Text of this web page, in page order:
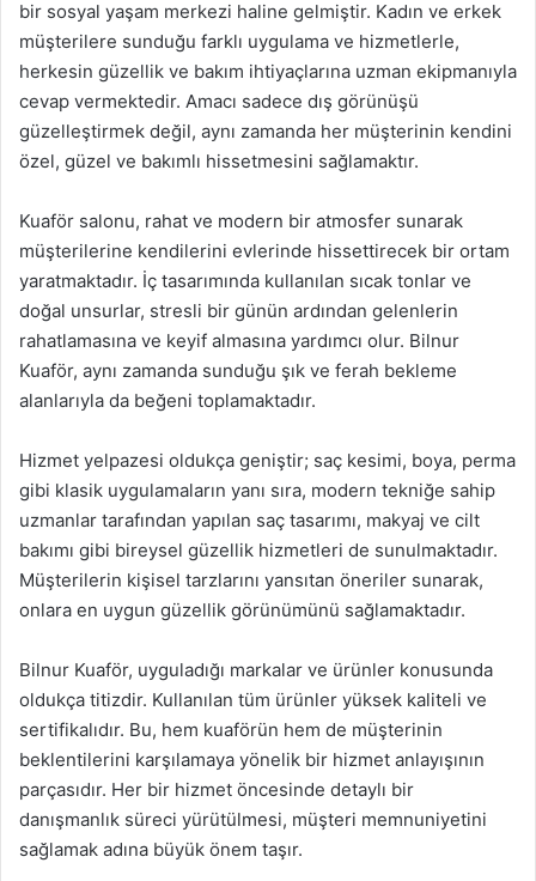
bir sosyal yaşam merkezi haline gelmiştir. Kadın ve erkek
müşterilere sunduğu farklı uygulama ve hizmetlerle,
herkesin güzellik ve bakım ihtiyaçlarına uzman ekipmanıyla
cevap vermektedir. Amacı sadece dış görünüşü
güzelleştirmek değil, aynı zamanda her müşterinin kendini
özel, güzel ve bakımlı hissetmesini sağlamaktır.
Kuaför salonu, rahat ve modern bir atmosfer sunarak
müşterilerine kendilerini evlerinde hissettirecek bir ortam
yaratmaktadır. İç tasarımında kullanılan sıcak tonlar ve
doğal unsurlar, stresli bir günün ardından gelenlerin
rahatlamasına ve keyif almasına yardımcı olur. Bilnur
Kuaför, aynı zamanda sunduğu şık ve ferah bekleme
alanlarıyla da beğeni toplamaktadır.
Hizmet yelpazesi oldukça geniştir; saç kesimi, boya, perma
gibi klasik uygulamaların yanı sıra, modern tekniğe sahip
uzmanlar tarafından yapılan saç tasarımı, makyaj ve cilt
bakımı gibi bireysel güzellik hizmetleri de sunulmaktadır.
Müşterilerin kişisel tarzlarını yansıtan öneriler sunarak,
onlara en uygun güzellik görünümünü sağlamaktadır.
Bilnur Kuaför, uyguladığı markalar ve ürünler konusunda
oldukça titizdir. Kullanılan tüm ürünler yüksek kaliteli ve
sertifikalıdır. Bu, hem kuaförün hem de müşterinin
beklentilerini karşılamaya yönelik bir hizmet anlayışının
parçasıdır. Her bir hizmet öncesinde detaylı bir
danışmanlık süreci yürütülmesi, müşteri memnuniyetini
sağlamak adına büyük önem taşır.